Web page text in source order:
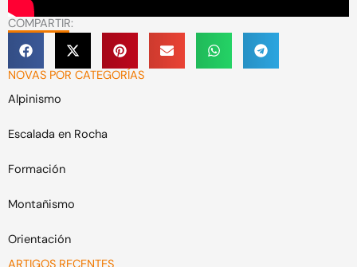
COMPARTIR:
NOVAS POR CATEGORÍAS
Alpinismo
Escalada en Rocha
Formación
Montañismo
Orientación